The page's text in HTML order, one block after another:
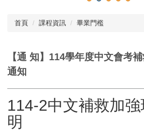
首頁 課程資訊 畢業門檻
【通 知】114學年度中文會考
通知
114-2中文補救加
明